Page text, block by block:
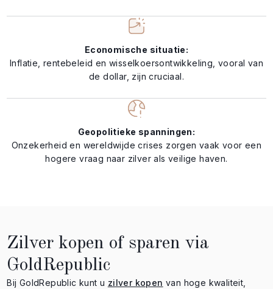
Economische situatie:
Inflatie, rentebeleid en wisselkoersontwikkeling, vooral van
de dollar, zijn cruciaal.
Geopolitieke spanningen:
Onzekerheid en wereldwijde crises zorgen vaak voor een
hogere vraag naar zilver als veilige haven.
Zilver kopen of sparen via
GoldRepublic
Bij GoldRepublic kunt u zilver kopen van hoge kwaliteit,